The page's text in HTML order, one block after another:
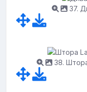
37.
38.